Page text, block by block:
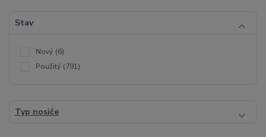
Stav
Nový (6)
Použitý (791)
Typ nosiče